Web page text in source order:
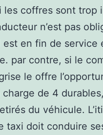
les coffres sont trop
n’est pas
est en fin de service
par contre, si le
le offre
de 4
du véhicule.
taxi doit conduire